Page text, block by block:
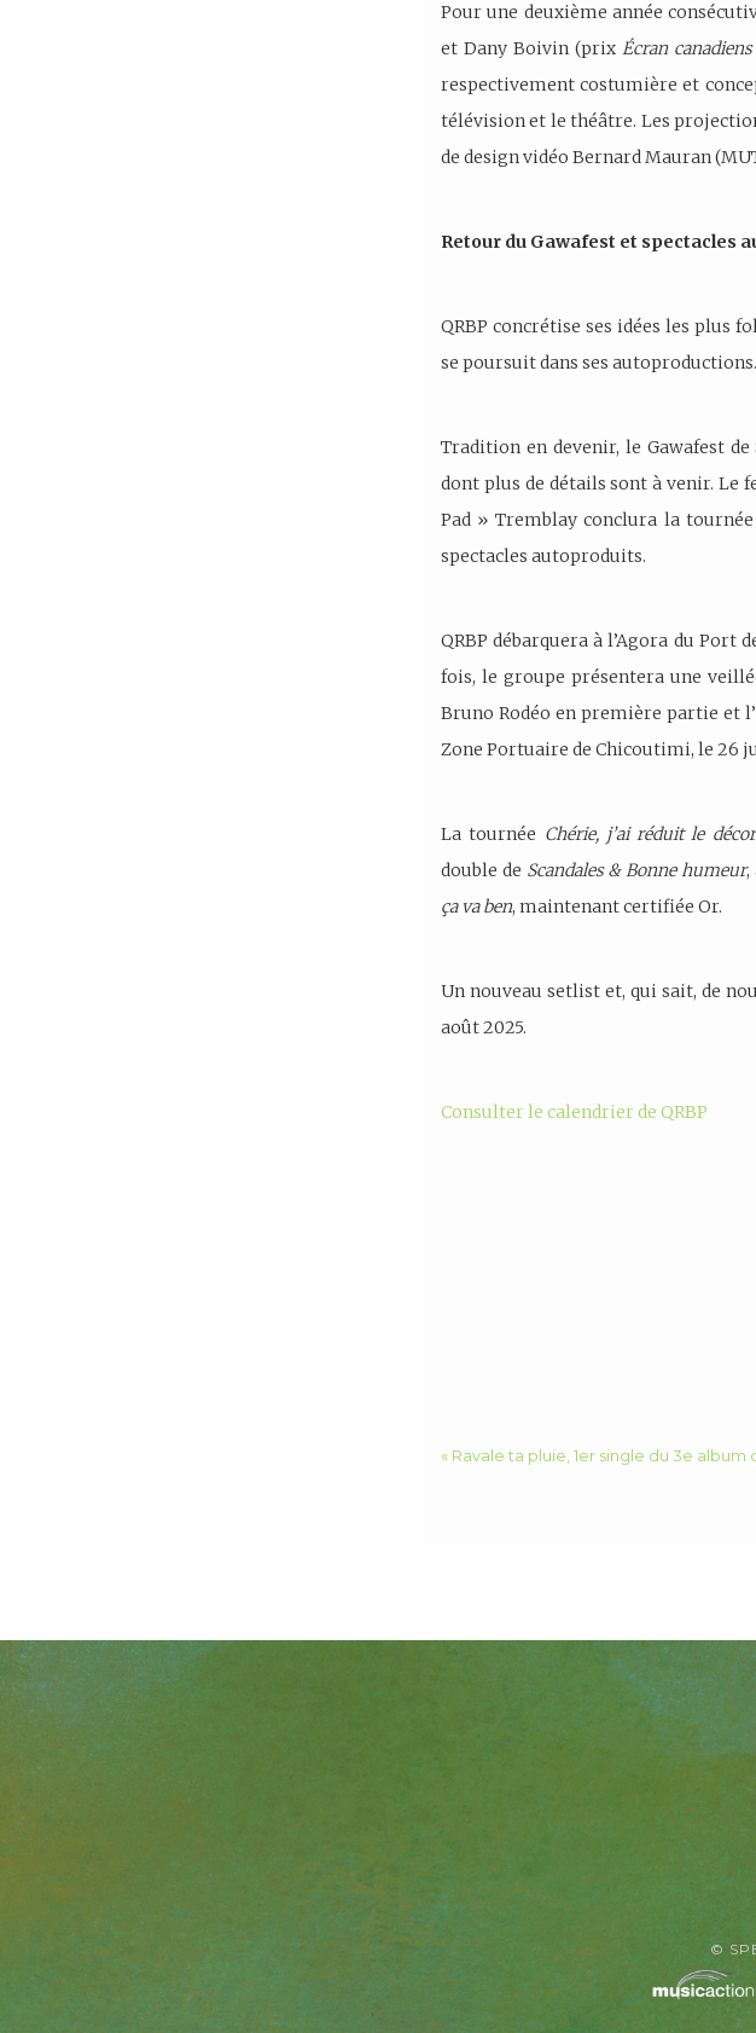
Pour une deuxième année
et Dany Boivin (prixÉcran canadiens
respectivement costumière et
télévision et le théâtre. Les
de design vidéo Bernard Mauran
Retour du Gawafest et spectacles
QRBP concrétise ses idées les plus
se poursuit dans ses autoproductions.
Tradition en devenir, le Gawafest
dont plus de détails sont à venir. Le
Pad » Tremblay conclura la tournée
spectacles autoproduits.
QRBP débarquera à l’Agora du Port
fois, le groupe présentera une
Bruno Rodéo en première partie et
Zone Portuaire de Chicoutimi, le 26
La tournée Chérie, j’ai réduit le décor
double de Scandales & Bonne humeur,
ça va ben, maintenant certifiée Or.
Un nouveau setlist et, qui sait, de
août 2025.
Consulter le calendrier de QRBP
« Ravale ta pluie, 1er single du 3e album
©